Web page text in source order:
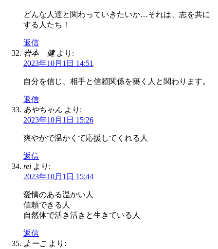
どんな人達と関わっていきたいか…それは、志を共に
する人たち！
返信
岩本 健 より:
2023年10月1日 14:51
自分を信じ、相手と信頼関係を築く人と関わります。
返信
あやちゃん より:
2023年10月1日 15:26
爽やかで温かくて応援してくれる人
返信
rei より:
2023年10月1日 15:44
愛情のある温かい人
信頼できる人
自然体で活き活きと生きている人
返信
よーこ より: